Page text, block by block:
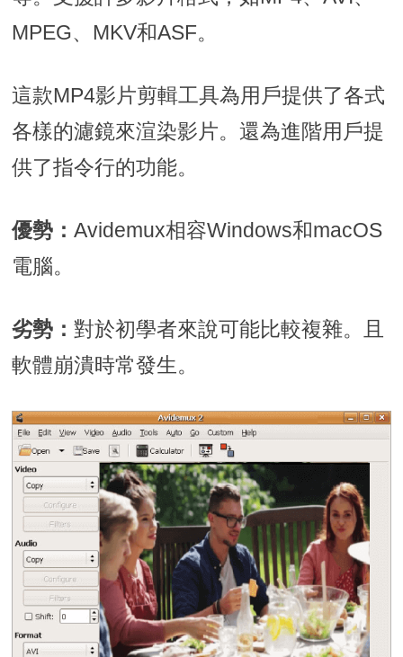
MPEG、MKV和ASF。
這款MP4影片剪輯工具為用戶提供了各式
各樣的濾鏡來渲染影片。還為進階用戶提
供了指令行的功能。
優勢：Avidemux相容Windows和macOS
電腦。
劣勢：對於初學者來說可能比較複雜。且
軟體崩潰時常發生。